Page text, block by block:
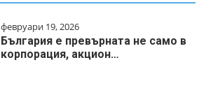
февруари 19, 2026
България е превърната не само в
корпорация, акцион…